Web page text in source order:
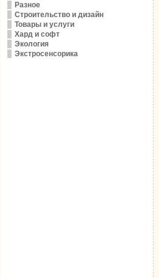
Разное
Строительство и дизайн
Товары и услуги
Хард и софт
Экология
Экстросенсорика